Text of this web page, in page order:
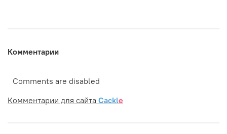
Комментарии
Comments are disabled
Комментарии для сайта Cackle